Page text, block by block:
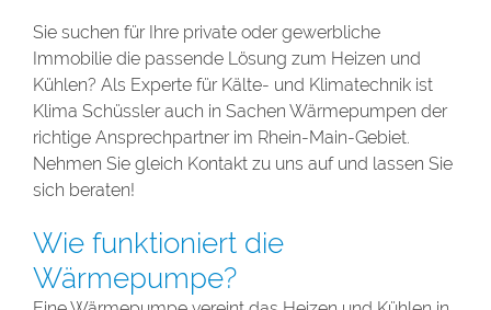
Sie suchen für Ihre private oder gewerbliche
Immobilie die passende Lösung zum Heizen und
Kühlen? Als Experte für Kälte- und Klimatechnik ist
Klima Schüssler auch in Sachen Wärmepumpen der
richtige Ansprechpartner im Rhein-Main-Gebiet.
Nehmen Sie gleich Kontakt zu uns auf und lassen Sie
sich beraten!
Wie funktioniert die
Wärmepumpe?